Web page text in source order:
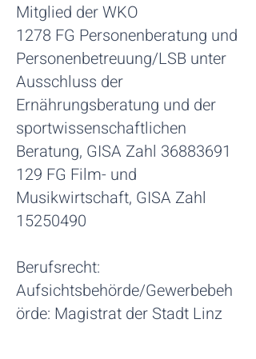
Mitglied der WKO
1278 FG Personenberatung und
Personenbetreuung/LSB unter
Ausschluss der
Ernährungsberatung und der
sportwissenschaftlichen
Beratung, GISA Zahl 36883691
129 FG Film- und
Musikwirtschaft, GISA Zahl
15250490
Berufsrecht:
Aufsichtsbehörde/Gewerbebeh
örde: Magistrat der Stadt Linz